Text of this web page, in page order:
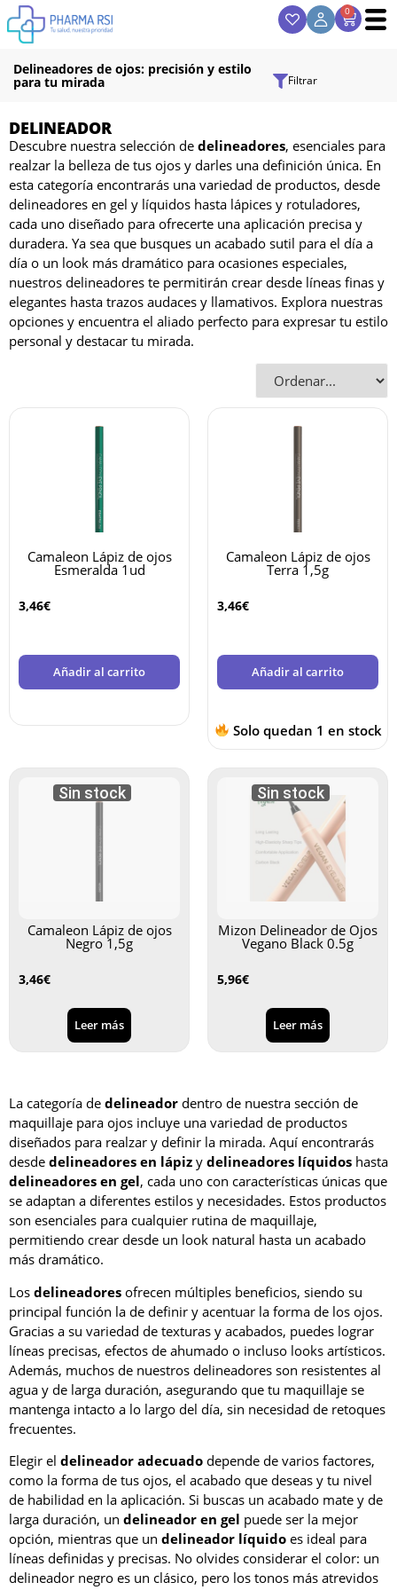
0
Delineadores de ojos: precisión y estilo
para tu mirada Filtrar
DELINEADOR
Descubre nuestra selección de delineadores, esenciales para
realzar la belleza de tus ojos y darles una definición única. En
esta categoría encontrarás una variedad de productos, desde
delineadores en gel y líquidos hasta lápices y rotuladores,
cada uno diseñado para ofrecerte una aplicación precisa y
duradera. Ya sea que busques un acabado sutil para el día a
día o un look más dramático para ocasiones especiales,
nuestros delineadores te permitirán crear desde líneas finas y
elegantes hasta trazos audaces y llamativos. Explora nuestras
opciones y encuentra el aliado perfecto para expresar tu estilo
personal y destacar tu mirada.
Camaleon Lápiz de ojos
Esmeralda 1ud
3,46€
Añadir al carrito
Camaleon Lápiz de ojos
Terra 1,5g
3,46€
Añadir al carrito
Solo quedan 1 en stock
Sin stock
Camaleon Lápiz de ojos
Negro 1,5g
3,46€
Leer más
Sin stock
Mizon Delineador de Ojos
Vegano Black 0.5g
5,96€
Leer más
La categoría de delineador dentro de nuestra sección de
maquillaje para ojos incluye una variedad de productos
diseñados para realzar y definir la mirada. Aquí encontrarás
desde delineadores en lápiz y delineadores líquidos hasta
delineadores en gel, cada uno con características únicas que
se adaptan a diferentes estilos y necesidades. Estos productos
son esenciales para cualquier rutina de maquillaje,
permitiendo crear desde un look natural hasta un acabado
más dramático.
Los delineadores ofrecen múltiples beneficios, siendo su
principal función la de definir y acentuar la forma de los ojos.
Gracias a su variedad de texturas y acabados, puedes lograr
líneas precisas, efectos de ahumado o incluso looks artísticos.
Además, muchos de nuestros delineadores son resistentes al
agua y de larga duración, asegurando que tu maquillaje se
mantenga intacto a lo largo del día, sin necesidad de retoques
frecuentes.
Elegir el delineador adecuado depende de varios factores,
como la forma de tus ojos, el acabado que deseas y tu nivel
de habilidad en la aplicación. Si buscas un acabado mate y de
larga duración, un delineador en gel puede ser la mejor
opción, mientras que un delineador líquido es ideal para
líneas definidas y precisas. No olvides considerar el color: un
delineador negro es un clásico, pero los tonos más atrevidos